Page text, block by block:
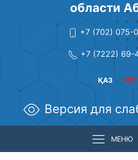
области
+7 (702) 075-
+7 (7222) 69-
РУС
ҚАЗ
Версия для
МЕНЮ